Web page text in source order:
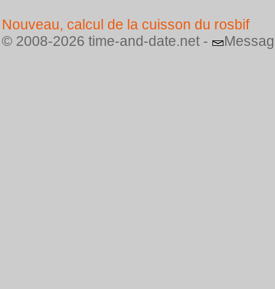
Nouveau, calcul de la cuisson du rosbif
© 2008-2026 time-and-date.net -